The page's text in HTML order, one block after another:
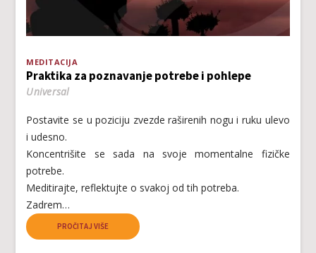
MEDITACIJA
Praktika za poznavanje potrebe i pohlepe
Universal
Postavite se u poziciju zvezde raširenih nogu i ruku ulevo
i udesno.
Koncentrišite se sada na svoje momentalne fizičke
potrebe.
Meditirajte, reflektujte o svakoj od tih potreba.
Zadrem…
PROČITAJ VIŠE